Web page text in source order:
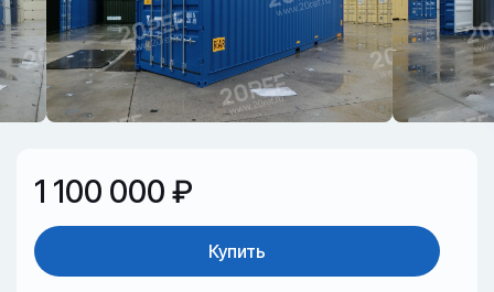
1 100 000 ₽
Купить